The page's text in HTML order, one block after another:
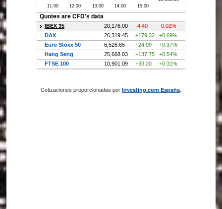
Cotizaciones proporcionadas por Investing.com España.